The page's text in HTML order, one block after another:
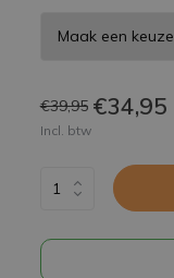
€39,95 €34,95
Incl. btw